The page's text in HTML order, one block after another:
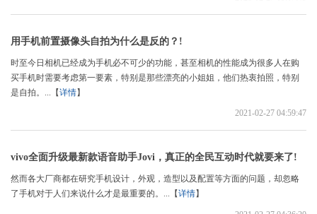
用手机前置摄像头自拍为什么是反的？!
时至今日相机已经成为手机必不可少的功能，甚至相机的性能成为很多人在购
买手机时需要考虑第一要素，特别是那些漂亮的小姐姐，他们热衷拍照，特别
是自拍。...【详情】
2021-02-27 04:59:47
vivo全面升级最新款语音助手Jovi，真正的全民互动时代就要来了!
然而各大厂商都在研究手机设计，外观，造型以及配置等方面的问题，却忽略
了手机对于人们来说什么才是最重要的。...【详情】